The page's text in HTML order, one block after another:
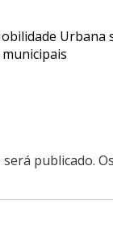
Urbana
publicado.